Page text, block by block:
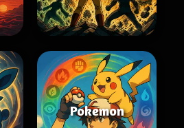
Pokemon